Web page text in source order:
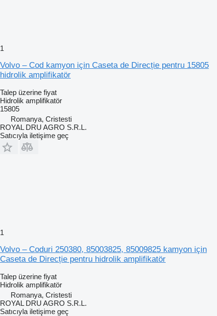
1
Volvo – Cod kamyon için Caseta de Direcție pentru 15805
hidrolik amplifikatör
Talep üzerine fiyat
Hidrolik amplifikatör
15805
Romanya, Cristesti
ROYAL DRU AGRO S.R.L.
Satıcıyla iletişime geç
1
Volvo – Coduri 250380, 85003825, 85009825 kamyon için
Caseta de Direcție pentru hidrolik amplifikatör
Talep üzerine fiyat
Hidrolik amplifikatör
Romanya, Cristesti
ROYAL DRU AGRO S.R.L.
Satıcıyla iletişime geç